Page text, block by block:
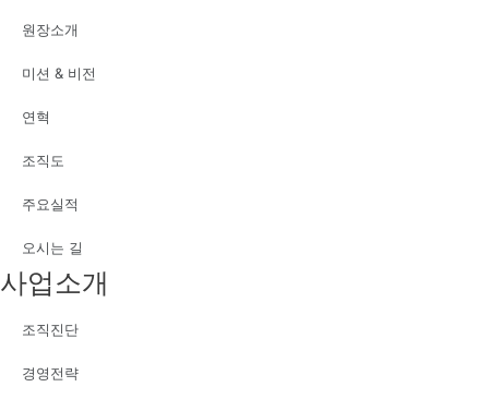
원장소개
미션 & 비전
연혁
조직도
주요실적
오시는 길
사업소개
조직진단
경영전략